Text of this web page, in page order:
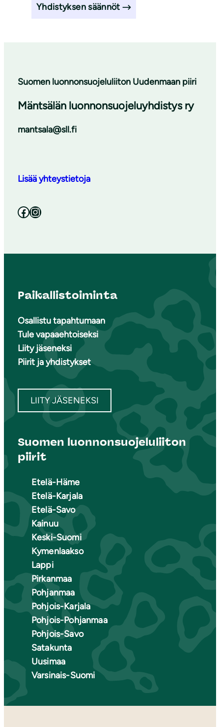
Yhdistyksen säännöt
Suomen luonnonsuojeluliiton Uudenmaan piiri
Mäntsälän luonnonsuojeluyhdistys ry
mantsala@sll.fi
Lisää yhteystietoja
Facebook Instagram
Paikallistoiminta
Osallistu tapahtumaan
Tule vapaaehtoiseksi
Liity jäseneksi
Piirit ja yhdistykset
LIITY JÄSENEKSI
Suomen luonnonsuojeluliiton
piirit
Etelä-Häme
Etelä-Karjala
Etelä-Savo
Kainuu
Keski-Suomi
Kymenlaakso
Lappi
Pirkanmaa
Pohjanmaa
Pohjois-Karjala
Pohjois-Pohjanmaa
Pohjois-Savo
Satakunta
Uusimaa
Varsinais-Suomi